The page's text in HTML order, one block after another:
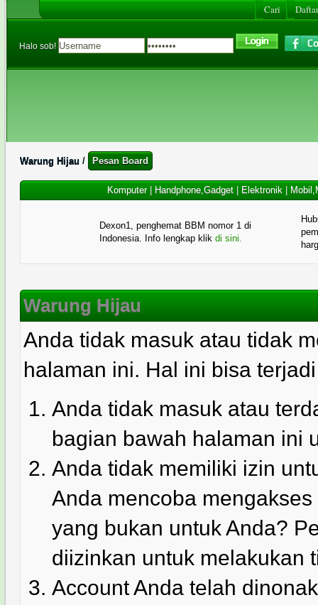
Cari
Halo sob!
Warung Hijau / Pesan Board
Komputer| Handphone,Gadget| Elektronik|
Dexon1, penghemat BBM nomor 1 di
Indonesia. Info lengkap klik di sini.
Warung Hijau
Anda tidak masuk atau tidak
halaman ini. Hal ini bisa
Anda tidak masuk atau
bagian bawah halaman ini
Anda tidak memiliki izin
Anda mencoba
yang bukan untuk Anda?
diizinkan untuk melakukan
Account Anda telah